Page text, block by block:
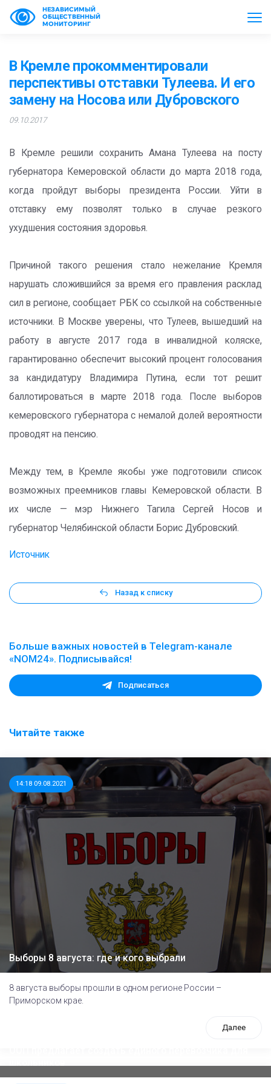
НЕЗАВИСИМЫЙ
ОБЩЕСТВЕННЫЙ
МОНИТОРИНГ
В Кремле прокомментировали
перспективы отставки Тулеева. И его
замену на Носова или Дубровского
09.10.2017
В Кремле решили сохранить Амана Тулеева на посту
губернатора Кемеровской области до марта 2018 года,
когда пройдут выборы президента России. Уйти в
отставку ему позволят только в случае резкого
ухудшения состояния здоровья.
Причиной такого решения стало нежелание Кремля
нарушать сложившийся за время его правления расклад
сил в регионе, сообщает РБК со ссылкой на собственные
источники. В Москве уверены, что Тулеев, вышедший на
работу в августе 2017 года в инвалидной коляске,
гарантированно обеспечит высокий процент голосования
за кандидатуру Владимира Путина, если тот решит
баллотироваться в марте 2018 года. После выборов
кемеровского губернатора с немалой долей вероятности
проводят на пенсию.
Между тем, в Кремле якобы уже подготовили список
возможных преемников главы Кемеровской области. В
их числе — мэр Нижнего Тагила Сергей Носов и
губернатор Челябинской области Борис Дубровский.
Источник
Назад к списку
Больше важных новостей в Telegram-канале
«NOM24». Подписывайся!
Подписаться
Читайте также
14:18 09.08.2021
Выборы 8 августа: где и кого выбрали
8 августа выборы прошли в одном регионе России –
Приморском крае.
Далее